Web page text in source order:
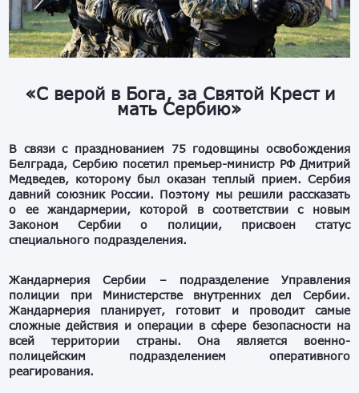
«С верой в Бога, за Святой Крест и
мать Сербию»
В связи с празднованием 75 годовщины освобождения
Белграда, Сербию посетил премьер-министр РФ Дмитрий
Медведев, которому был оказан теплый прием. Сербия
давний союзник России. Поэтому мы решили рассказать
о ее жандармерии, которой в соответствии с новым
Законом Сербии о полиции, присвоен статус
специального подразделения.
Жандармерия Сербии – подразделение Управления
полиции при Министерстве внутренних дел Сербии.
Жандармерия планирует, готовит и проводит самые
сложные действия и операции в сфере безопасности на
всей территории страны. Она является военно-
полицейским подразделением оперативного
реагирования.